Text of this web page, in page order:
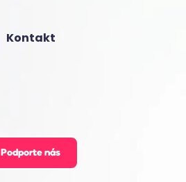
Kontakt
Podporte nás